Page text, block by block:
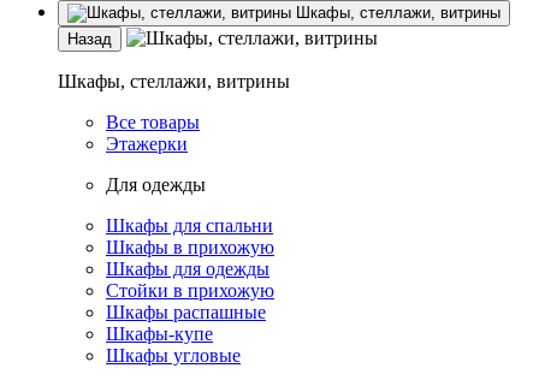
Шкафы, стеллажи, витрины
Назад
Шкафы, стеллажи, витрины
Все товары
Этажерки
Для одежды
Шкафы для спальни
Шкафы в прихожую
Шкафы для одежды
Стойки в прихожую
Шкафы распашные
Шкафы-купе
Шкафы угловые